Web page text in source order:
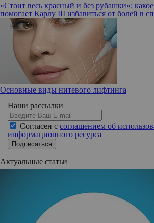
«Стоит весь красный и без рубашки»:
помогает Карлу III избавиться от болей в
Основные виды нитевого лифтинга
Наши рассылки
Согласен с соглашением об
информационного ресурса
Подписаться
Актуальные статьи